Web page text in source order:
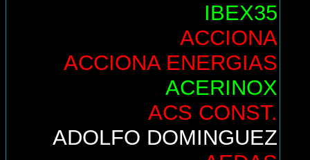
IBEX35
ACCIONA
ACCIONA ENERGIAS
ACERINOX
ACS CONST.
ADOLFO DOMINGUEZ